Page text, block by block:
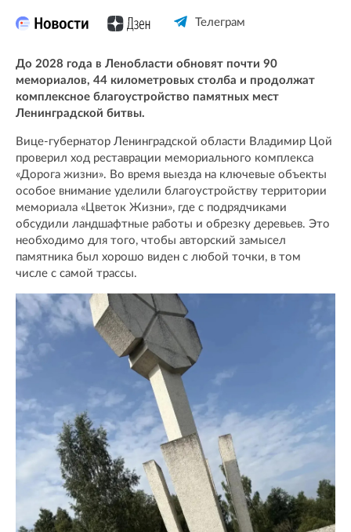
Телеграм
До 2028 года в Ленобласти обновят почти 90
мемориалов, 44 километровых столба и продолжат
комплексное благоустройство памятных мест
Ленинградской битвы.
Вице-губернатор Ленинградской области Владимир Цой
проверил ход реставрации мемориального комплекса
«Дорога жизни». Во время выезда на ключевые объекты
особое внимание уделили благоустройству территории
мемориала «Цветок Жизни», где с подрядчиками
обсудили ландшафтные работы и обрезку деревьев. Это
необходимо для того, чтобы авторский замысел
памятника был хорошо виден с любой точки, в том
числе с самой трассы.